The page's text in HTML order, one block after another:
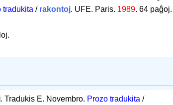
tradukita / rakontoj. UFE. Paris. 1989. 64 paĝoj.
. Tradukis E. Novembro. Prozo tradukita /